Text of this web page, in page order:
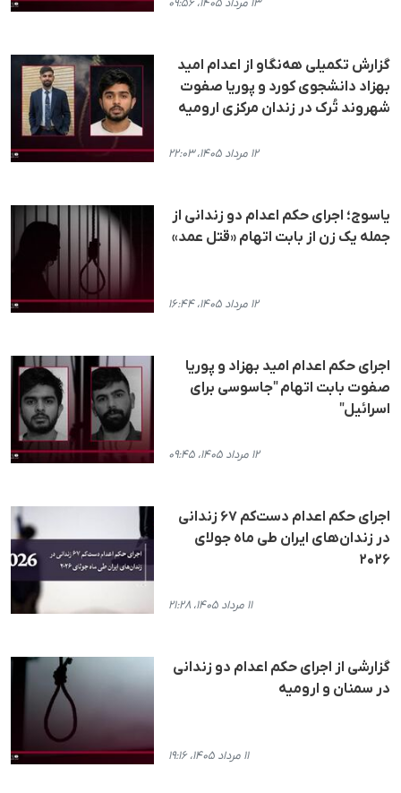
گزارش تکمیلی هه‌نگاو از اعدام امید
بهزاد دانشجوی کورد و پوریا صفوت
شهروند تُرک در زندان مرکزی ارومیه
۱۲ مرداد ۱۴۰۵، ۲۲:۰۳
یاسوج؛ اجرای حکم اعدام دو زندانی از
جمله یک زن از بابت اتهام «قتل عمد»
۱۲ مرداد ۱۴۰۵، ۱۶:۴۴
اجرای حکم اعدام امید بهزاد و پوریا
صفوت بابت اتهام "جاسوسی برای
اسرائیل"
۱۲ مرداد ۱۴۰۵، ۰۹:۴۵
اجرای حکم اعدام دست‌کم ۶۷ زندانی
در زندان‌های ایران طی ماه جولای
۲۰۲۶
۱۱ مرداد ۱۴۰۵، ۲۱:۲۸
گزارشی از اجرای حکم اعدام دو زندانی
در سمنان و ارومیه
۱۱ مرداد ۱۴۰۵، ۱۹:۱۶